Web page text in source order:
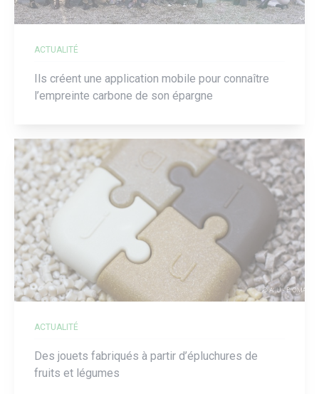
ACTUALITÉ
Ils créent une application mobile pour connaître
l’empreinte carbone de son épargne
ACTUALITÉ
Des jouets fabriqués à partir d’épluchures de
fruits et légumes